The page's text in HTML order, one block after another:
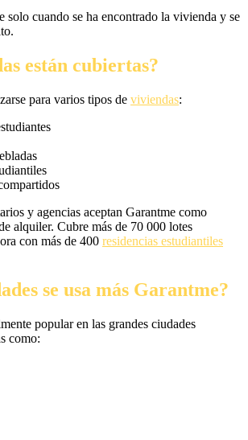
solo cuando se ha encontrado la vivienda y se
están cubiertas?
para varios tipos de viviendas:
y agencias aceptan Garantme como
alquiler. Cubre más de 70 000 lotes
con más de 400 residencias estudiantiles
se usa más Garantme?
popular en las grandes ciudades
como: